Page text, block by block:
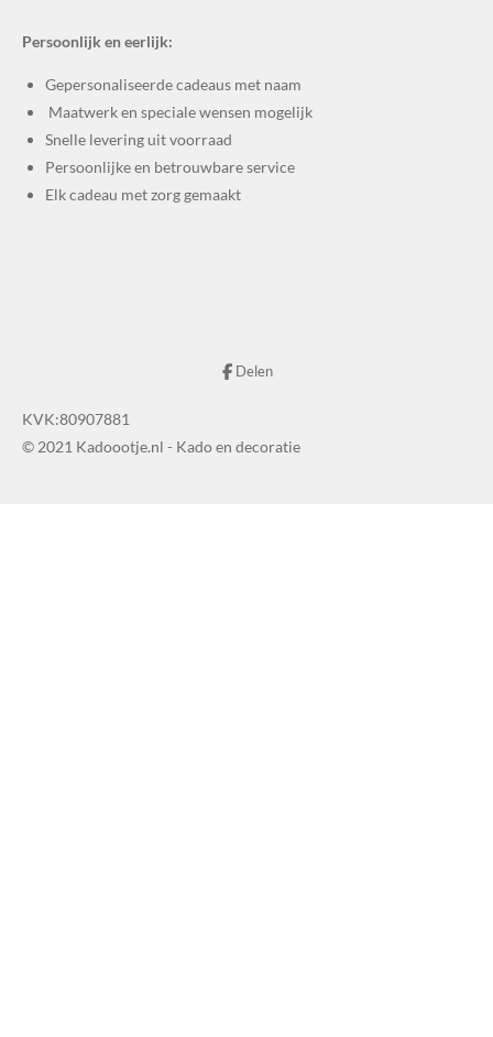
Persoonlijk en eerlijk:
Gepersonaliseerde cadeaus met naam
Maatwerk en speciale wensen mogelijk
Snelle levering uit voorraad
Persoonlijke en betrouwbare service
Elk cadeau met zorg gemaakt
Delen
KVK:80907881
© 2021 Kadoootje.nl - Kado en decoratie